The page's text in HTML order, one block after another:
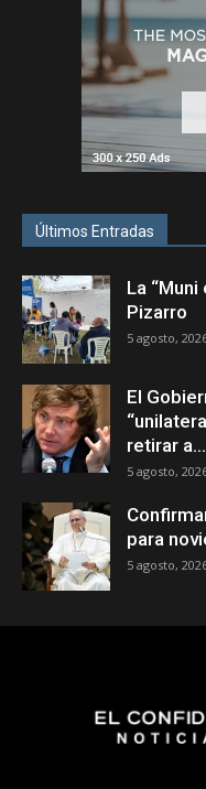
Últimos Entradas
La
Pizarro
5 agosto,
El
retirar a...
5 agosto,
para
5 agosto,